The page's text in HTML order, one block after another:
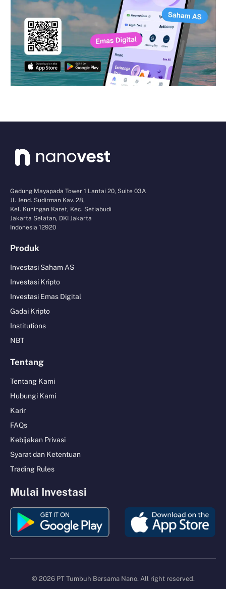
Gedung Mayapada Tower 1 Lantai 20, Suite 03A
Jl. Jend. Sudirman Kav. 28,
Kel. Kuningan Karet, Kec. Setiabudi
Jakarta Selatan, DKI Jakarta
Indonesia 12920
Produk
Investasi Saham AS
Investasi Kripto
Investasi Emas Digital
Gadai Kripto
Institutions
NBT
Tentang
Tentang Kami
Hubungi Kami
Karir
FAQs
Kebijakan Privasi
Syarat dan Ketentuan
Trading Rules
Mulai Investasi
© 2026 PT Tumbuh Bersama Nano. All right reserved.